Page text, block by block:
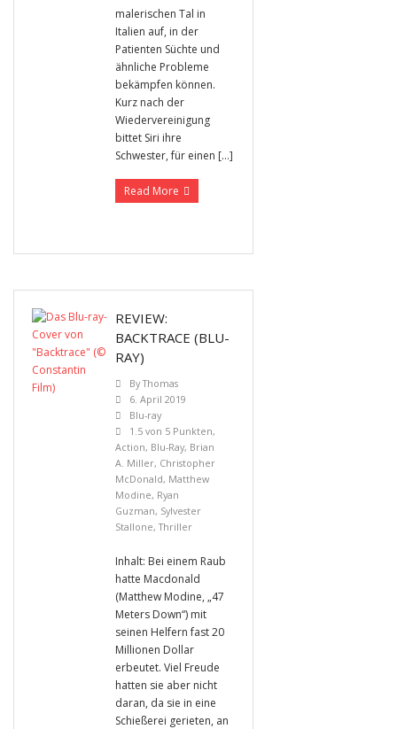
malerischen Tal in
Italien auf, in der
Patienten Süchte und
ähnliche Probleme
bekämpfen können.
Kurz nach der
Wiedervereinigung
bittet Siri ihre
Schwester, für einen […]
Read More
REVIEW:
BACKTRACE (BLU-
RAY)
ByThomas
6. April 2019
Blu-ray
1.5 von 5 Punkten,
Action, Blu-Ray, Brian
A. Miller, Christopher
McDonald, Matthew
Modine, Ryan
Guzman, Sylvester
Stallone,Thriller
Inhalt: Bei einem Raub
hatte Macdonald
(Matthew Modine, „47
Meters Down“) mit
seinen Helfern fast 20
Millionen Dollar
erbeutet. Viel Freude
hatten sie aber nicht
daran, da sie in eine
Schießerei gerieten, an